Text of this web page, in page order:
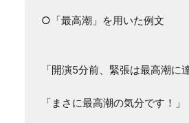
○「最高潮」を用いた例文
「開演5分前、緊張は最高潮に
「まさに最高潮の気分です！」